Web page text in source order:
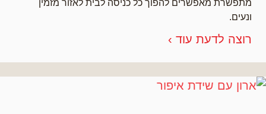
מתפשרת מאפשרים להפוך כל כניסה לבית לאזור מזמין
ונעים.
רוצה לדעת עוד ›